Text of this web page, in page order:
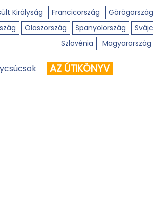
Királyság Franciaország Görögország
Olaszország Spanyolország Svájc
Szlovénia
Magyarország
AZ ÚTIKÖNYV